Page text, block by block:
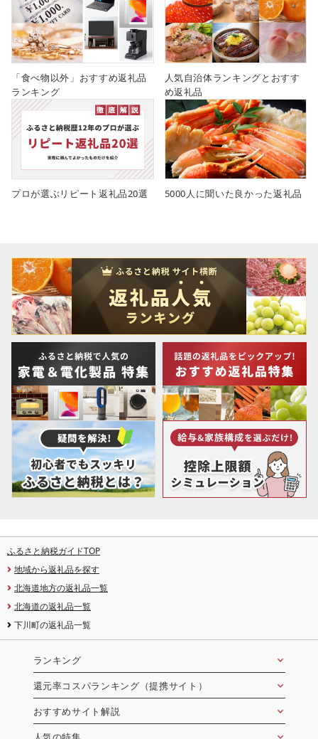
「食べ物以外」おすすめ返礼品
ランキング
人気自治体ランキングとおすす
め返礼品
プロが選ぶリピート返礼品20選 5000人に聞いた良かった返礼品
ふるさと納税ガイドTOP
地域から返礼品を探す
北海道地方の返礼品一覧
北海道の返礼品一覧
下川町の返礼品一覧
ランキング
還元率コスパランキング（提携サイト）
おすすめサイト解説